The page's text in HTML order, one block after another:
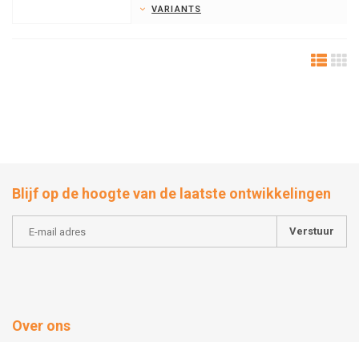
VARIANTS
Blijf op de hoogte van de laatste ontwikkelingen
Verstuur
Over ons